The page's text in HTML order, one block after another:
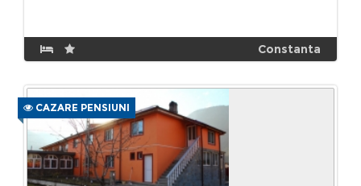
Constanta
CAZARE PENSIUNI